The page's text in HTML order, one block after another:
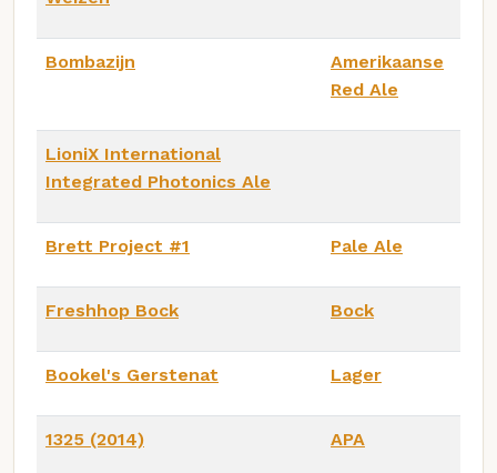
Bombazijn
Amerikaanse
Red Ale
LioniX International
Integrated Photonics Ale
Brett Project #1 Pale Ale
Freshhop Bock Bock
Bookel's Gerstenat Lager
1325 (2014) APA